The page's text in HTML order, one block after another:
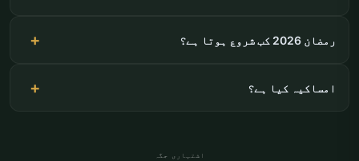
رمضان 2026 کب شروع ہوتا ہے؟
امساکیہ کیا ہے؟
اشتہاری جگہ